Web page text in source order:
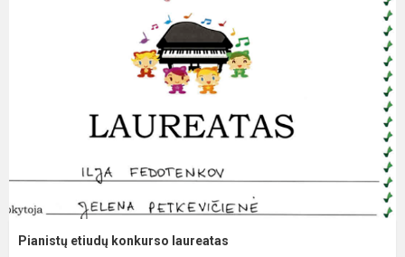
Pianistų etiudų konkurso laureatas